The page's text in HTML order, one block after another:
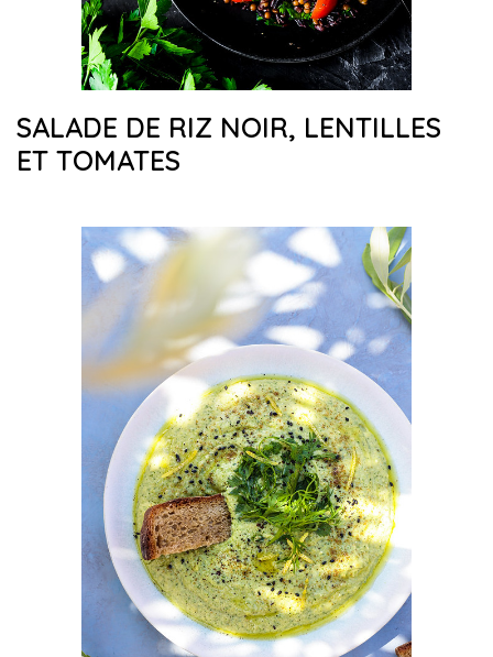
SALADE DE RIZ NOIR, LENTILLES
ET TOMATES